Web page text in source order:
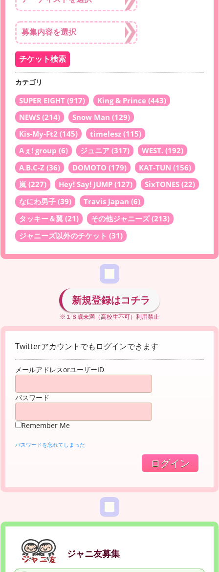
カテゴリ
SUPER EIGHT (917) King & Prince (443)
NEWS (214) Snow Man (129)
Kis-My-Ft2 (145) timelesz (115)
Aぇ! group (6) ジュニア (317) WEST. (192)
A.B.C-Z (36) DOMOTO (179) KAT-TUN (156)
嵐 (227) Hey! Say! JUMP (127) SixTONES (22)
なにわ男子 (39) Travis Japan (6)
タッキー＆翼 (21) その他ジャニーズ(213)
ジャニーズ以外のチケット (31)
新規登録はコチラ
※１８歳未満（高校生不可）利用禁止
Twitterアカウントでもログインできます
メールアドレスorユーザーID
パスワード
Remember Me
パスワードを忘れてしまった
ジャニ友募集